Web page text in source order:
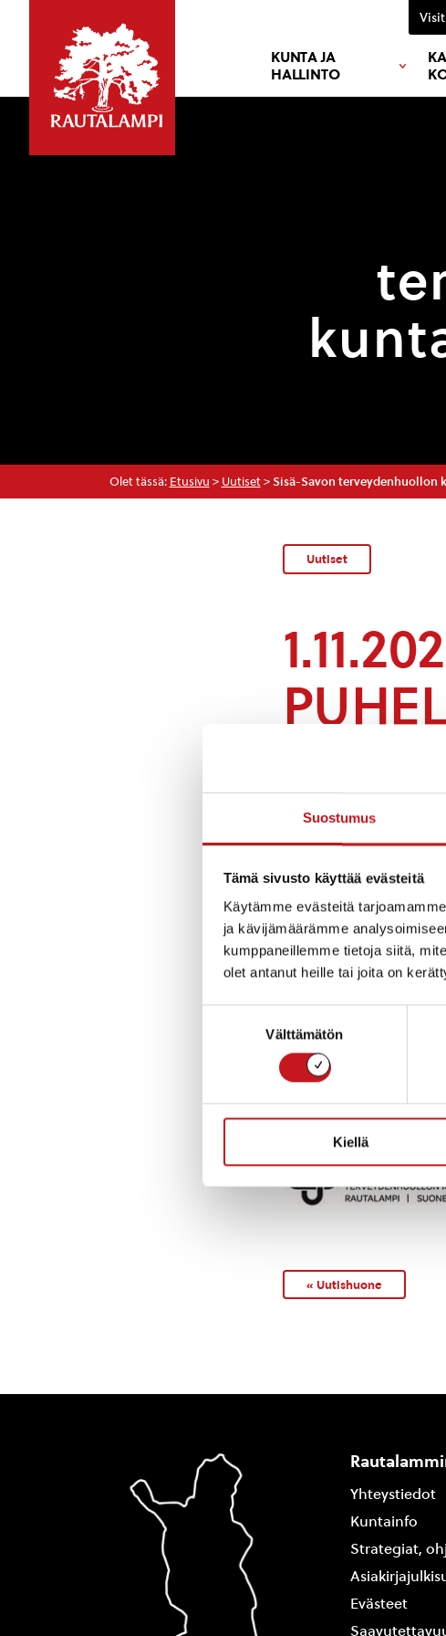
Suostumus
Tämä sivusto käyttää evästeitä
Käytämme evästeitä
ja kävijämäärämme
kumppaneillemme tietoja siitä,
olet antanut heille tai joita on
Välttämätön
Kiellä
KUNTA JA
HALLINTO
Olet tässä: Etusivu > Uutiset> Sisä-Savon terveydenhuollon
Uutiset
yhteydenottoaika
rekisteröityy
teille takaisin
riittävä. Osoitteesta
« Uutishuone
Yhteystiedot
Kuntainfo
Strategiat,
Evästeet